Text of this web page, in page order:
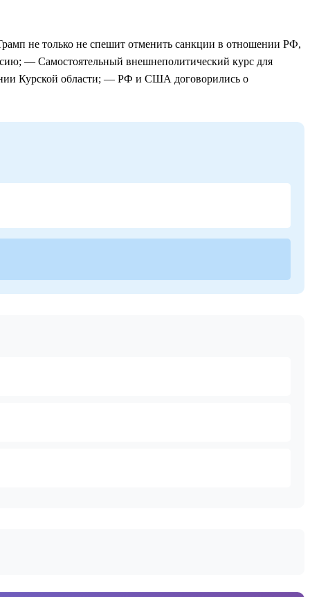
не только не спешит отменить санкции в отношении РФ,
— Самостоятельный внешнеполитический курс для
Курской области; — РФ и США договорились о